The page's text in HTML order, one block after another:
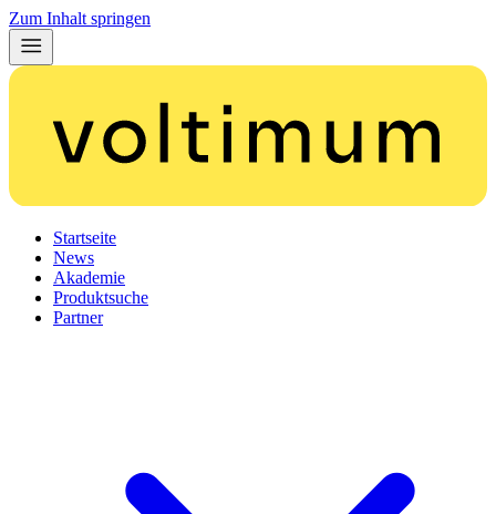
Zum Inhalt springen
Startseite
News
Akademie
Produktsuche
Partner